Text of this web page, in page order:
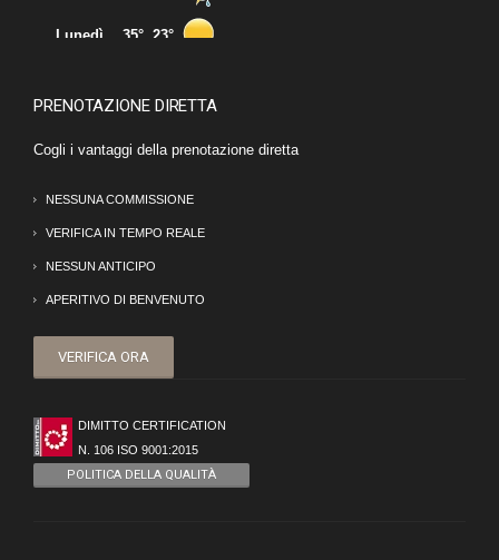
PRENOTAZIONE DIRETTA
Cogli i vantaggi della prenotazione diretta
NESSUNA COMMISSIONE
VERIFICA IN TEMPO REALE
NESSUN ANTICIPO
APERITIVO DI BENVENUTO
VERIFICA ORA
DIMITTO CERTIFICATION
N. 106 ISO 9001:2015
POLITICA DELLA QUALITÀ